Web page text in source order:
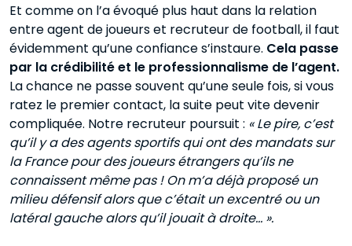
Et comme on l’a évoqué plus haut dans la relation
entre agent de joueurs et recruteur de football, il faut
évidemment qu’une confiance s’instaure. Cela passe
par la crédibilité et le professionnalisme de l’agent.
La chance ne passe souvent qu’une seule fois, si vous
ratez le premier contact, la suite peut vite devenir
compliquée. Notre recruteur poursuit : « Le pire, c’est
qu’il y a des agents sportifs qui ont des mandats sur
la France pour des joueurs étrangers qu’ils ne
connaissent même pas ! On m’a déjà proposé un
milieu défensif alors que c’était un excentré ou un
latéral gauche alors qu’il jouait à droite… ».